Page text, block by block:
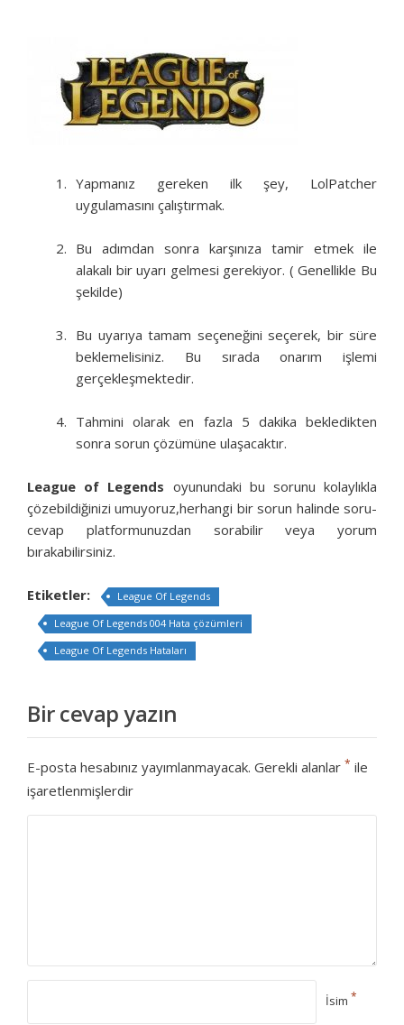
Yapmanız gereken ilk şey, LolPatcher
uygulamasını çalıştırmak.
Bu adımdan sonra karşınıza tamir etmek ile
alakalı bir uyarı gelmesi gerekiyor. ( Genellikle Bu
şekilde)
Bu uyarıya tamam seçeneğini seçerek, bir süre
beklemelisiniz. Bu sırada onarım işlemi
gerçekleşmektedir.
Tahmini olarak en fazla 5 dakika bekledikten
sonra sorun çözümüne ulaşacaktır.
League of Legends oyunundaki bu sorunu kolaylıkla
çözebildiğinizi umuyoruz,herhangi bir sorun halinde soru-
cevap platformunuzdan sorabilir veya yorum
bırakabilirsiniz.
Etiketler:
League Of Legends
League Of Legends 004 Hata çözümleri
League Of Legends Hataları
Bir cevap yazın
E-posta hesabınız yayımlanmayacak. Gerekli alanlar * ile
işaretlenmişlerdir
İsim *